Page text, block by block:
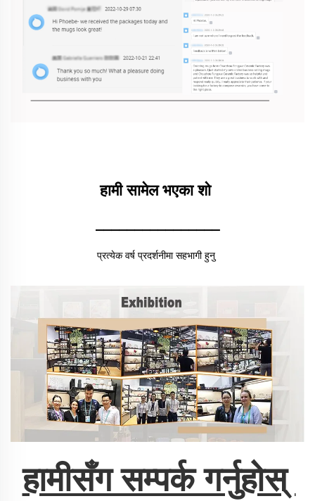
हामी सामेल भएका शो
________________
प्रत्येक वर्ष प्रदर्शनीमा सहभागी हुनु
हामीसँग सम्पर्क गर्नुहोस्